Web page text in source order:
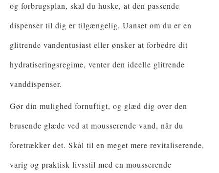
og forbrugsplan, skal du huske, at den passende
dispenser til dig er tilgængelig. Uanset om du er en
glitrende vandentusiast eller ønsker at forbedre dit
hydratiseringsregime, venter den ideelle glitrende
vanddispenser.
Gør din mulighed fornuftigt, og glæd dig over den
brusende glæde ved at mousserende vand, når du
foretrækker det. Skål til en meget mere revitaliserende,
varig og praktisk livsstil med en mousserende